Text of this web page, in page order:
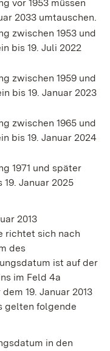
vor 1953 müssen
2033 umtauschen.
zwischen 1953 und
bis 19. Juli 2022
zwischen 1959 und
bis 19. Januar 2023
zwischen 1965 und
bis 19. Januar 2024
1971 und später
Januar 2025
2013
richtet sich nach
des
ist auf der
im Feld 4a
19. Januar 2013
gelten folgende
in den